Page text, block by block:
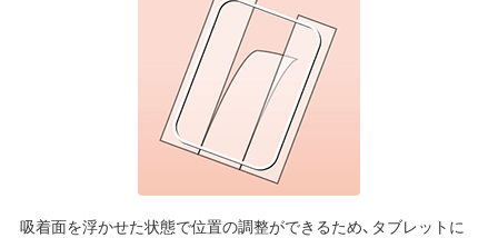
吸着面を浮かせた状態で位置の調整ができるため、タブレットに